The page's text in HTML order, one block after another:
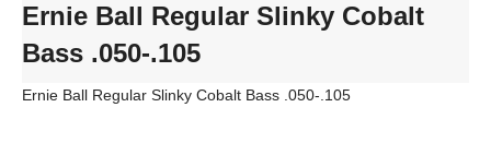
Ernie Ball Regular Slinky Cobalt
Bass .050-.105
Ernie Ball Regular Slinky Cobalt Bass .050-.105